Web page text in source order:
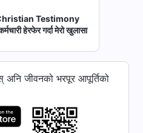
Testimony
हेरफेर गर्दा मेरो खुलासा
Testimony
अनि जीवनको भरपूर आपूर्तिको